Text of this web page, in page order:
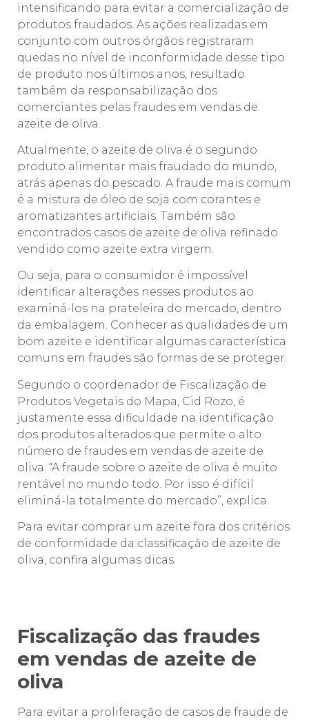
intensificando para evitar a comercialização de
produtos fraudados. As ações realizadas em
conjunto com outros órgãos registraram
quedas no nível de inconformidade desse tipo
de produto nos últimos anos, resultado
também da responsabilização dos
comerciantes pelas fraudes em vendas de
azeite de oliva.
Atualmente, o azeite de oliva é o segundo
produto alimentar mais fraudado do mundo,
atrás apenas do pescado. A fraude mais comum
é a mistura de óleo de soja com corantes e
aromatizantes artificiais. Também são
encontrados casos de azeite de oliva refinado
vendido como azeite extra virgem.
Ou seja, para o consumidor é impossível
identificar alterações nesses produtos ao
examiná-los na prateleira do mercado, dentro
da embalagem. Conhecer as qualidades de um
bom azeite e identificar algumas característica
comuns em fraudes são formas de se proteger.
Segundo o coordenador de Fiscalização de
Produtos Vegetais do Mapa, Cid Rozo, é
justamente essa dificuldade na identificação
dos produtos alterados que permite o alto
número de fraudes em vendas de azeite de
oliva. “A fraude sobre o azeite de oliva é muito
rentável no mundo todo. Por isso é difícil
eliminá-la totalmente do mercado”, explica.
Para evitar comprar um azeite fora dos critérios
de conformidade da classificação de azeite de
oliva, confira algumas dicas.
Fiscalização das fraudes
em vendas de azeite de
oliva
Para evitar a proliferação de casos de fraude de